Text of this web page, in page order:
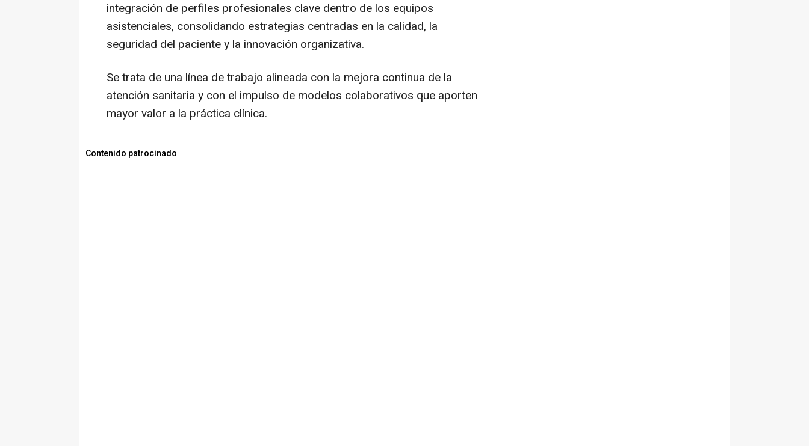
integración de perfiles profesionales clave dentro de los equipos
asistenciales, consolidando estrategias centradas en la calidad, la
seguridad del paciente y la innovación organizativa.
Se trata de una línea de trabajo alineada con la mejora continua de la
atención sanitaria y con el impulso de modelos colaborativos que aporten
mayor valor a la práctica clínica.
Contenido patrocinado